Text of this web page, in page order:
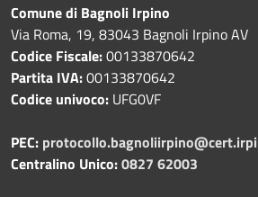
Comune di Bagnoli Irpino
Via Roma, 19, 83043 Bagnoli Irpino AV
Codice Fiscale:00133870642
Partita IVA:00133870642
Codice univoco: UFG0VF
PEC:
Centralino Unico:0827 62003